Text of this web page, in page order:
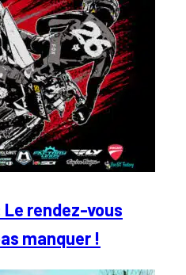
Le rendez-vous
manquer !